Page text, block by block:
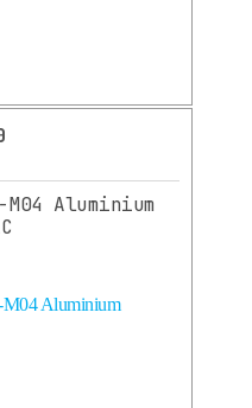
Aluminium